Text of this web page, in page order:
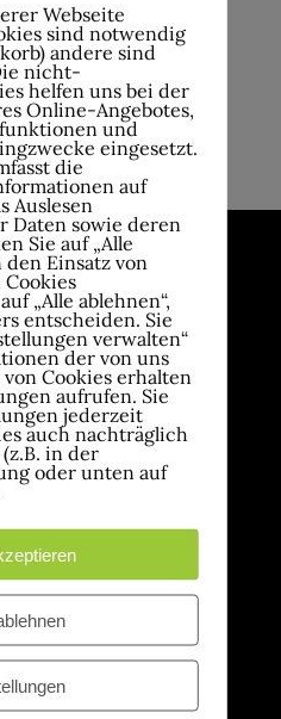
ausand fügen Tickets zum
von:
Webseite
sind notwendig
andere sind
nicht-
helfen uns bei der
Online-Angebotes,
und
eingesetzt.
die
auf
Auslesen
Daten sowie deren
Sie auf „Alle
Einsatz von
„Alle ablehnen“,
entscheiden. Sie
verwalten“
der von uns
Cookies erhalten
aufrufen. Sie
jederzeit
auch nachträglich
in der
oder unten auf